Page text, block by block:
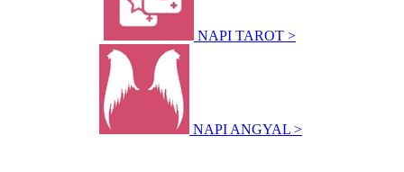
NAPI TAROT >
NAPI ANGYAL >